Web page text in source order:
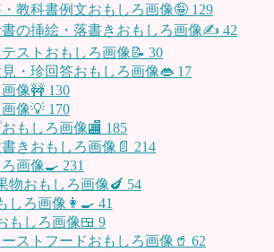
教科書例文おもしろ画像🤪 129
の挿絵・落書きおもしろ画像✍️ 42
ストおもしろ画像📝 30
・珍回答おもしろ画像👄 17
像🚧 130
像💡 170
もしろ画像🏬 185
きおもしろ画像📄 214
画像🍳 231
物おもしろ画像🍆 54
しろ画像👩‍🍳 41
もしろ画像🍱 9
ストフードおもしろ画像🥤 62